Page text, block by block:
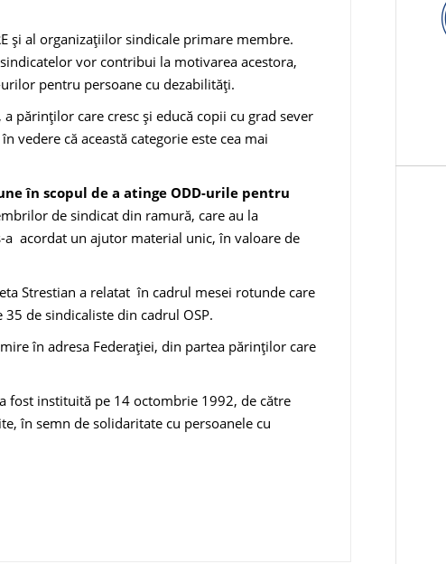
și al organizațiilor sindicale primare membre.
vor contribui la motivarea acestora,
pentru persoane cu dezabilități.
părinților care cresc și educă copii cu grad sever
vedere că această categorie este cea mai
în scopul de a atinge ODD-urile pentru
de sindicat din ramură, care au la
acordat un ajutor material unic, în valoare de
Strestian a relatat în cadrul mesei rotunde care
de sindicaliste din cadrul OSP.
în adresa Federației, din partea părinților care
fost instituită pe 14 octombrie 1992, de către
în semn de solidaritate cu persoanele cu